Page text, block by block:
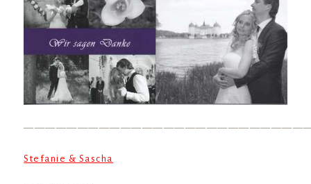
Stefanie & Sascha